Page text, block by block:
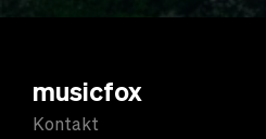
musicfox
Kontakt